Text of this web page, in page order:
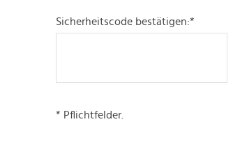
Sicherheitscode bestätigen:*
* Pflichtfelder.